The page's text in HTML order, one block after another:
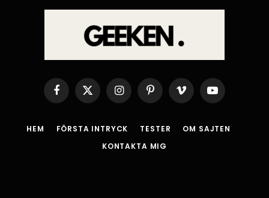
Facebook
X
(Twitter)
InstagramPinterestVimeo YouTube
HEM FÖRSTA INTRYCK TESTER
OM SAJTEN
KONTAKTA MIG